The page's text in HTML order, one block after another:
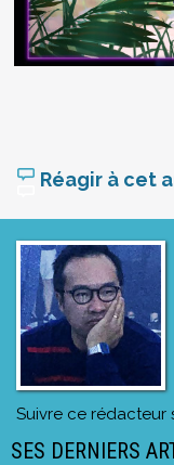
Réagir à cet
Suivre ce rédacteur
SES DERNIERS